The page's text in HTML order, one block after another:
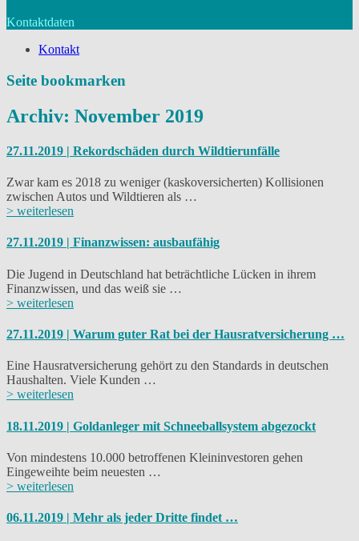
Kontaktdaten
Kontakt
Seite bookmarken
Archiv: November 2019
27.11.2019 | Rekordschäden durch Wildtierunfälle
Zwar kam es 2018 zu weniger (kaskoversicherten) Kollisionen
zwischen Autos und Wildtieren als …
> weiterlesen
27.11.2019 | Finanzwissen: ausbaufähig
Die Jugend in Deutschland hat beträchtliche Lücken in ihrem
Finanzwissen, und das weiß sie …
> weiterlesen
27.11.2019 | Warum guter Rat bei der Hausratversicherung …
Eine Hausratversicherung gehört zu den Standards in deutschen
Haushalten. Viele Kunden …
> weiterlesen
18.11.2019 | Goldanleger mit Schneeballsystem abgezockt
Von mindestens 10.000 betroffenen Kleininvestoren gehen
Eingeweihte beim neuesten …
> weiterlesen
06.11.2019 | Mehr als jeder Dritte findet …